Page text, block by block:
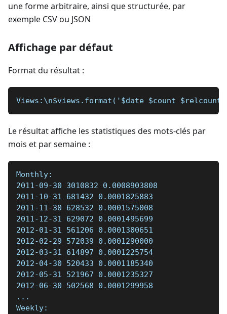
une forme arbitraire, ainsi que structurée, par
exemple CSV ou JSON
Affichage par défaut
Format du résultat :
Views:\n$views.format('$date $count
Le résultat affiche les statistiques des mots-clés par
mois et par semaine :
Monthly:
2011-09-30 3010832 0.0008903808
2011-10-31 681432 0.0001825883
2011-11-30 628532 0.0001575008
2011-12-31 629072 0.0001495699
2012-01-31 561206 0.0001300651
2012-02-29 572039 0.0001290000
2012-03-31 614897 0.0001225754
2012-04-30 520433 0.0001185340
2012-05-31 521967 0.0001235327
2012-06-30 502568 0.0001299958
...
Weekly: